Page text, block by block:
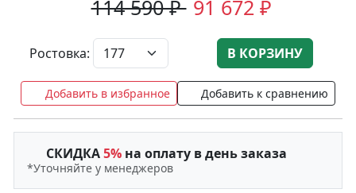
114 590 ₽ 91 672 ₽
Ростовка: В КОРЗИНУ
Добавить в избранное Добавить к сравнению
СКИДКА5% на оплату в день заказа
*Уточняйте у менеджеров